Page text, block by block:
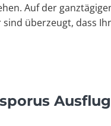
Auf der
überzeugt, dass